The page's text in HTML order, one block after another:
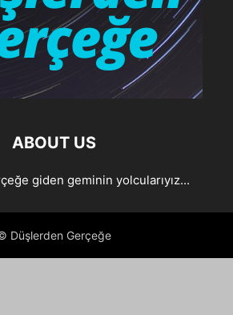
ABOUT US
giden geminin yolcularıyız...
Düşlerden Gerçeğe